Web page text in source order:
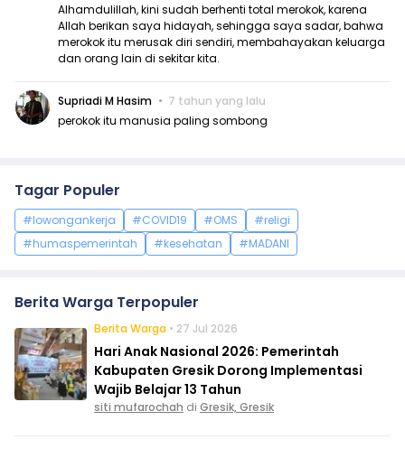
Alhamdulillah, kini sudah berhenti total merokok, karena
Allah berikan saya hidayah, sehingga saya sadar, bahwa
merokok itu merusak diri sendiri, membahayakan keluarga
dan orang lain di sekitar kita.
Supriadi M Hasim
7 tahun yang lalu
perokok itu manusia paling sombong
Tagar Populer
#lowongankerja #COVID19 #OMS
#religi
#humaspemerintah
#kesehatan #MADANI
Berita Warga Terpopuler
Berita Warga • 27 Jul 2026
Hari Anak Nasional 2026: Pemerintah
Kabupaten Gresik Dorong Implementasi
Wajib Belajar 13 Tahun
siti mufarochah di Gresik, Gresik